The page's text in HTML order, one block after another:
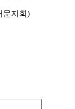
문지회)